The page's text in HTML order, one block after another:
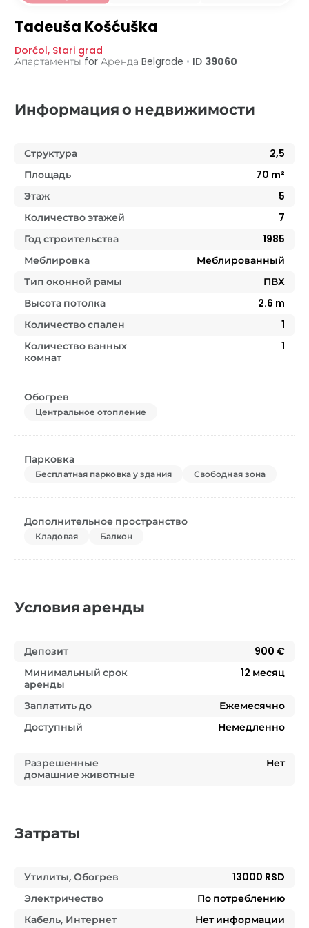
Tadeuša Košćuška
Dorćol, Stari grad
Апартаменты for Аренда Belgrade • ID 39060
Информация о недвижимости
Структура
2,5
Площадь
70 m²
Этаж
5
Количество этажей
7
Год строительства
1985
Меблировка
Меблированный
Тип оконной рамы
ПВХ
Высота потолка
2.6 m
Количество спален
1
Количество ванных
комнат
1
Обогрев
Центральное отопление
Парковка
Бесплатная парковка у здания Свободная зона
Дополнительное пространство
Кладовая Балкон
Условия аренды
Депозит
900 €
Минимальный срок
аренды
12 месяц
Заплатить до
Ежемесячно
Доступный
Немедленно
Разрешенные
домашние животные
Нет
Затраты
Утилиты, Обогрев
13000 RSD
Электричество
По потреблению
Кабель, Интернет
Нет информации